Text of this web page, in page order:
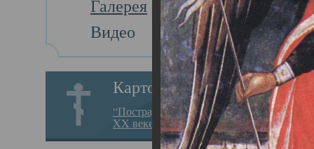
Галерея
Видео
Картотека
“Пострадавшие за веру в
XX веке на Севере”